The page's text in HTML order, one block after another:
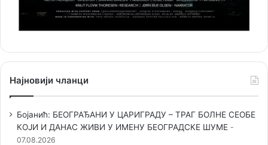
Најновији чланци
Бојанић: БЕОГРАЂАНИ У ЦАРИГРАДУ – ТРАГ БОЛНЕ СЕОБЕ
КОЈИ И ДАНАС ЖИВИ У ИМЕНУ БЕОГРАДСКЕ ШУМЕ
07.08.2026